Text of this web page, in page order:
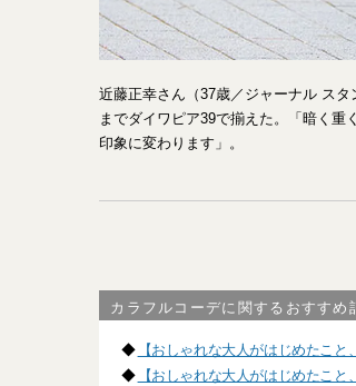
近藤正幸さん（37歳／ジャーナル ス
までダイワピア39で揃えた。「暗く重
印象に変わります」。
カラフルコーデに関するおすすめ
◆
【おしゃれな大人がはじめたこ
◆
【おしゃれな大人がはじめたこ